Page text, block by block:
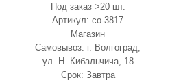
Под заказ >20 шт.
Артикул: co-3817
Магазин
Самовывоз: г. Волгоград,
ул. Н. Кибальчича, 18
Срок: Завтра